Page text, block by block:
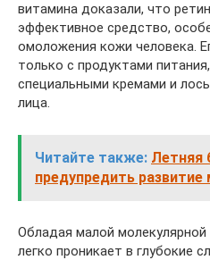
витамина доказали, что
эффективное средство,
омоложения кожи человека.
только с продуктами
специальными кремами и
лица.
Читайте также: Летняя
предупредить развитие
Обладая малой
легко проникает в глубокие